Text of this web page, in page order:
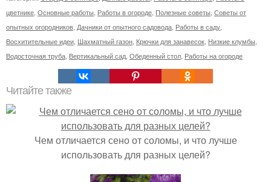
цветнике Основные работы Работы в огороде Полезные советы Советы от
опытных огородников Дачники от опытного садовода Работы в саду
Восхитительные идеи Шахматный газон Крючки для занавесок Низкие клумбы
Водосточная труба Вертикальный сад Обеденный стол Работы на огороде
Читайте также
Чем отличается сено от соломы, и что лучше
использовать для разных целей?